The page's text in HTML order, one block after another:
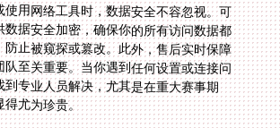
使用网络工具时，数据安全不容忽视。可
数据安全加密，确保你的所有访问数据都
防止被窥探或篡改。此外，售后实时保障
队至关重要。当你遇到任何设置或连接问
到专业人员解决，尤其是在重大赛事期
得尤为珍贵。